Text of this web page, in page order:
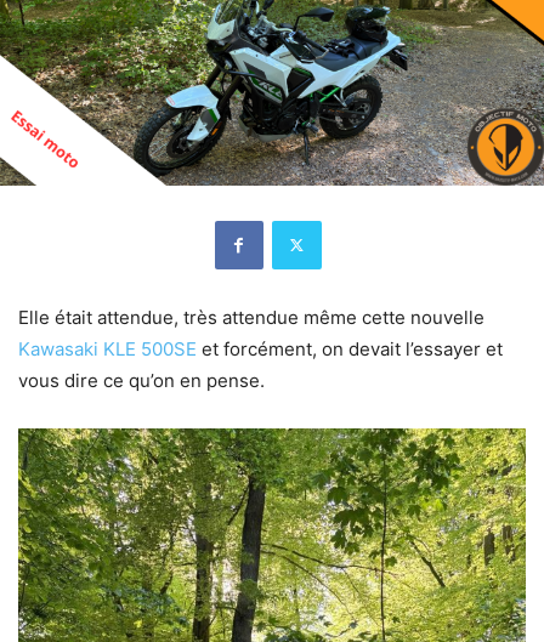
Elle était attendue, très attendue même cette nouvelle
Kawasaki KLE 500SE et forcément, on devait l’essayer et
vous dire ce qu’on en pense.